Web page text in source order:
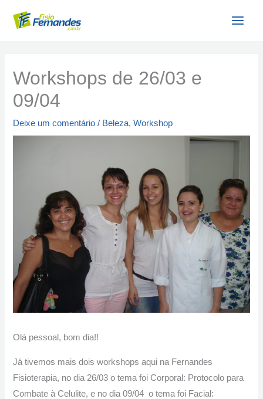
para
Workshops de 26/03 e
09/04
Deixe um comentário / Beleza,Workshop
Olá pessoal, bom dia!!
Já tivemos mais dois workshops aqui na Fernandes
Fisioterapia, no dia 26/03 o tema foi Corporal: Protocolo para
Combate à Celulite, e no dia 09/04 o tema foi Facial: